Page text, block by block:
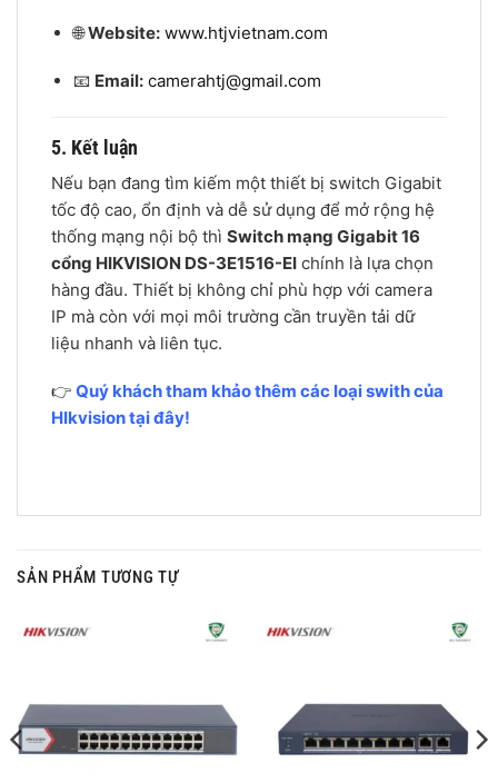
🌐Website: www.htjvietnam.com
📧 Email: camerahtj@gmail.com
5. Kết luận
Nếu bạn đang tìm kiếm một thiết bị switch Gigabit
tốc độ cao, ổn định và dễ sử dụng để mở rộng hệ
thống mạng nội bộ thì Switch mạng Gigabit 16
cổng HIKVISION DS-3E1516-EI chính là lựa chọn
hàng đầu. Thiết bị không chỉ phù hợp với camera
IP mà còn với mọi môi trường cần truyền tải dữ
liệu nhanh và liên tục.
👉 Quý khách tham khảo thêm các loại swith của
HIkvision tại đây!
SẢN PHẨM TƯƠNG TỰ